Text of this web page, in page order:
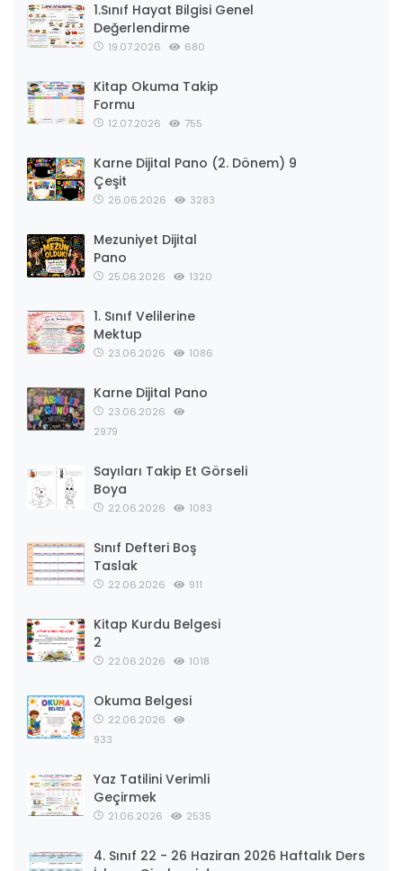
1.Sınıf Hayat Bilgisi Genel
Değerlendirme
19.07.2026 680
Kitap Okuma Takip
Formu
12.07.2026 755
Karne Dijital Pano (2. Dönem) 9
Çeşit
26.06.2026 3283
Mezuniyet Dijital
Pano
25.06.2026 1320
1. Sınıf Velilerine
Mektup
23.06.2026 1086
Karne Dijital Pano
23.06.2026
2979
Sayıları Takip Et Görseli
Boya
22.06.2026 1083
Sınıf Defteri Boş
Taslak
22.06.2026 911
Kitap Kurdu Belgesi
2
22.06.2026 1018
Okuma Belgesi
22.06.2026
933
Yaz Tatilini Verimli
Geçirmek
21.06.2026 2535
4. Sınıf 22 - 26 Haziran 2026 Haftalık Ders